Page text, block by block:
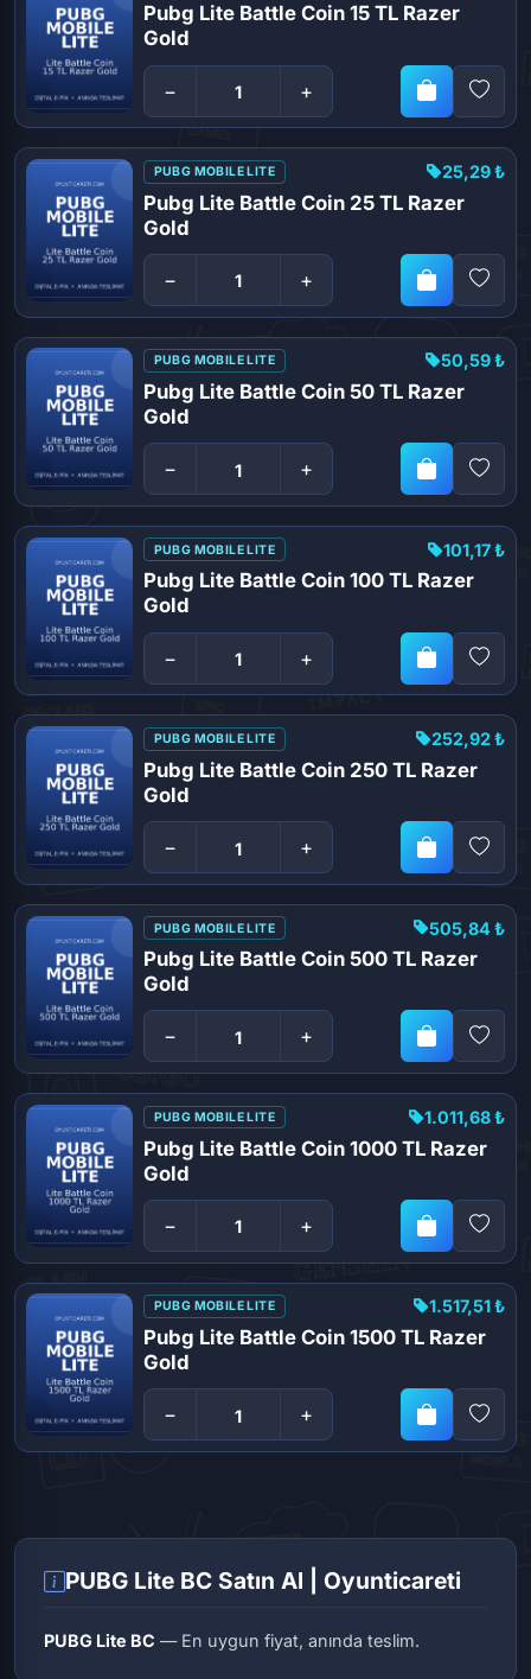
Pubg Lite Battle Coin 15 TL Razer
Gold
− +
PUBG MOBILE LITE
Pubg Lite Battle Coin 25 TL Razer
Gold
− +
25,29 ₺
PUBG MOBILE LITE
Pubg Lite Battle Coin 50 TL Razer
Gold
− +
50,59 ₺
PUBG MOBILE LITE
Pubg Lite Battle Coin 100 TL Razer
Gold
− +
101,17 ₺
PUBG MOBILE LITE
Pubg Lite Battle Coin 250 TL Razer
Gold
− +
252,92 ₺
PUBG MOBILE LITE
Pubg Lite Battle Coin 500 TL Razer
Gold
− +
505,84 ₺
PUBG MOBILE LITE
Pubg Lite Battle Coin 1000 TL Razer
Gold
− +
1.011,68 ₺
PUBG MOBILE LITE
Pubg Lite Battle Coin 1500 TL Razer
Gold
− +
1.517,51 ₺
PUBG Lite BC Satın Al | Oyunticareti
PUBG Lite BC — En uygun fiyat, anında teslim.